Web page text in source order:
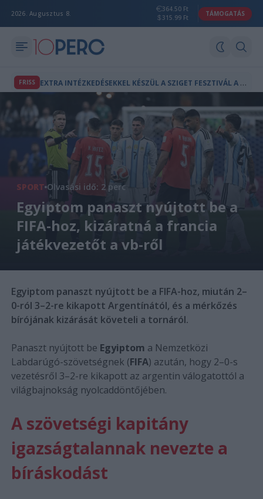
2026. Augusztus 8.
364.50 Ft
315.99 Ft
TÁMOGATÁS
FRISS E
XTRA INTÉZKEDÉSEKKEL KÉSZÜL A SZIGET FESZTIVÁL A POR ÉS HŐSÉG ELLEN
SPORT Olvasási idő: 2 perc
Egyiptom panaszt nyújtott be a
FIFA-hoz, kizáratná a francia
játékvezetőt a vb-ről
Egyiptom panaszt nyújtott be a FIFA-hoz, miután 2–
0-ról 3–2-re kikapott Argentínától, és a mérkőzés
bírójának kizárását követeli a tornáról.
Panaszt nyújtott be Egyiptom a Nemzetközi
Labdarúgó-szövetségnek (FIFA) azután, hogy 2–0-s
vezetésről 3–2-re kikapott az argentin válogatottól a
világbajnokság nyolcaddöntőjében.
A szövetségi kapitány
igazságtalannak nevezte a
bíráskodást